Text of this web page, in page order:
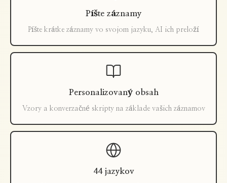
Píšte záznamy
Píšte krátke záznamy vo svojom jazyku, AI ich preloží
Personalizovaný obsah
Vzory a konverzačné skripty na základe vašich záznamov
44 jazykov